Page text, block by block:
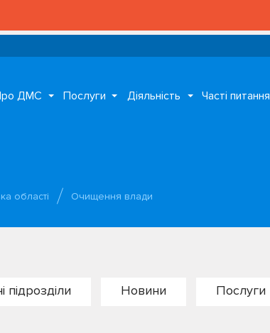
ДМС Послуги Діяльність Часті питання
області Очищення влади
підрозділи Новини Послуги